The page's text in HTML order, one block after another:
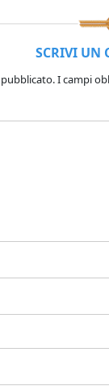
SCRIVI UN
I campi